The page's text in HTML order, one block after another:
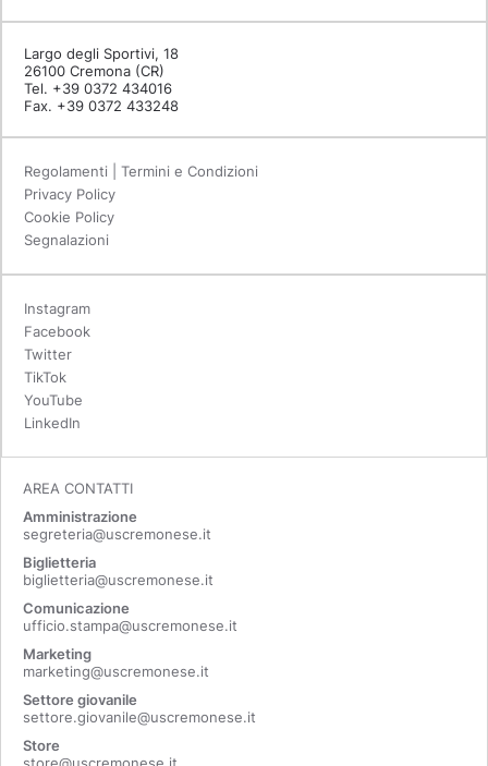
Largo degli Sportivi, 18
26100 Cremona (CR)
Tel. +39 0372 434016
Fax. +39 0372 433248
Regolamenti | Termini e Condizioni
Privacy Policy
Cookie Policy
Segnalazioni
Instagram
Facebook
Twitter
TikTok
YouTube
LinkedIn
AREA CONTATTI
Amministrazione
segreteria@uscremonese.it
Biglietteria
biglietteria@uscremonese.it
Comunicazione
ufficio.stampa@uscremonese.it
Marketing
marketing@uscremonese.it
Settore giovanile
settore.giovanile@uscremonese.it
Store